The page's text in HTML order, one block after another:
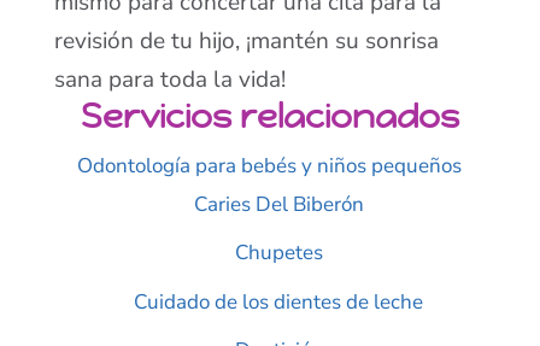
Servicios relacionados
Odontología para bebés y niños pequeños
Caries Del Biberón
Chupetes
Cuidado de los dientes de leche
revisión de tu hijo, ¡mantén su sonrisa
sana para toda la vida!